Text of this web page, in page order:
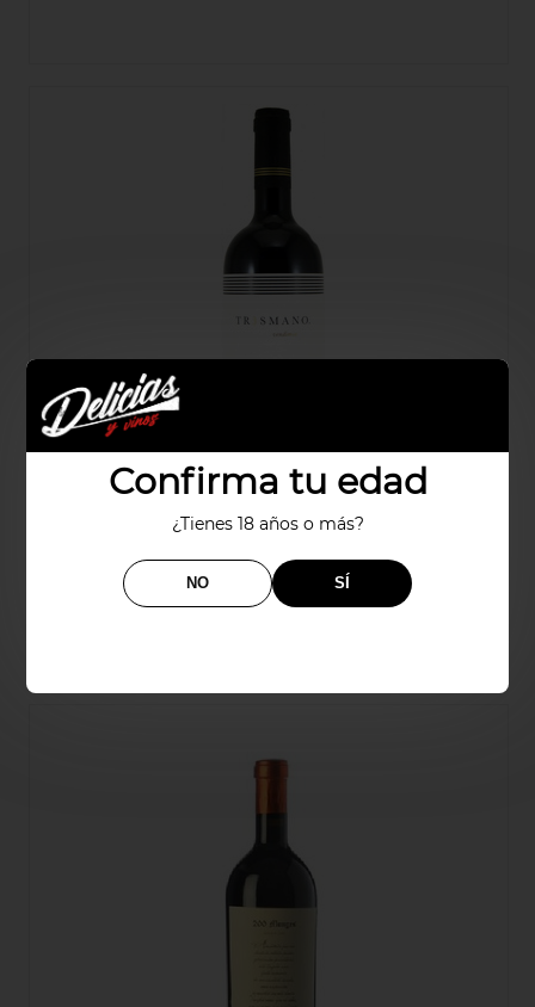
Confirma tu edad
¿Tienes 18 años o más?
NO SÍ
VINO MAGNUM RIBERA DEL DUERO TR3SMANO
65,09€